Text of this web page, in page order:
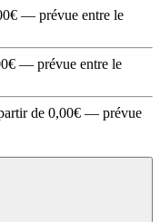
— prévue entre le
— prévue entre le
de 0,00€ — prévue